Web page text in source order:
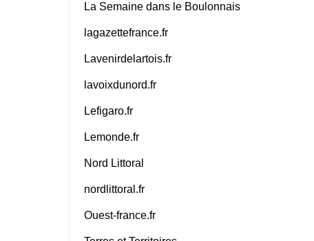
La Semaine dans le Boulonnais
lagazettefrance.fr
Lavenirdelartois.fr
lavoixdunord.fr
Lefigaro.fr
Lemonde.fr
Nord Littoral
nordlittoral.fr
Ouest-france.fr